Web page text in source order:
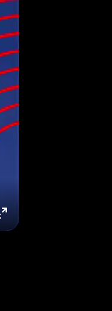
Enter